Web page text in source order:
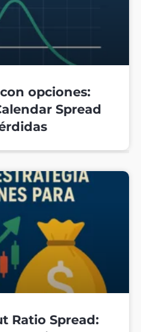
opciones:
Spread
Ratio Spread: